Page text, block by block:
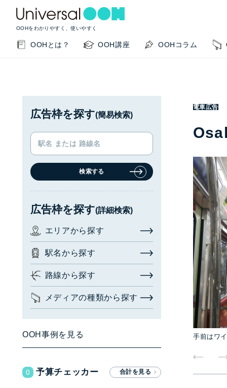
OOHをわかりやすく、使いやすく
OOHとは？ OOH講座 OOHコラム
KEYWORD SEARCH
サイト内検索
閉じる
広告枠を探す
広告枠を探す
エリアから探す
GUIDE
このサイトの使い方
OOH
閉じる
電車広告
手前はワ
広告枠を探す(簡易検索)
検索する
広告枠を探す(詳細検索)
エリアから探す
駅名から探す
路線から探す
メディアの種類から探す
OOH事例を見る
予算チェッカー
0